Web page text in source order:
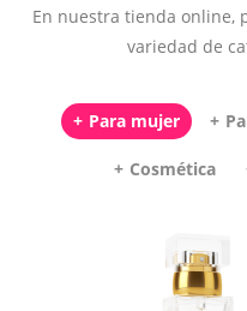
En nuestra tienda online,
variedad de
Para mujer
Cosmética